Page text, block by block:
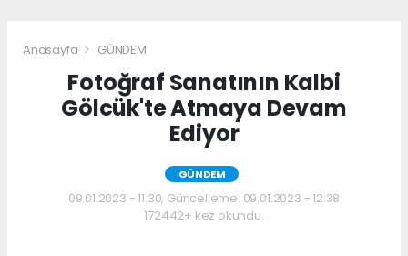
Anasayfa GÜNDEM
Fotoğraf Sanatının Kalbi
Gölcük'te Atmaya Devam
Ediyor
GÜNDEM
09.01.2023 - 11:30, Güncelleme: 09.01.2023 - 12:38
172442+ kez okundu.